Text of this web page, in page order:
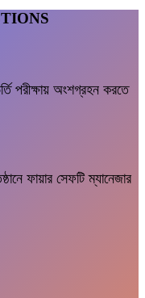
পরীক্ষায় অংশগ্রহন করতে
ফায়ার সেফটি ম্যানেজার